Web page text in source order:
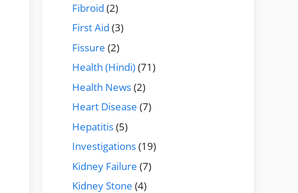
Fibroid (2)
First Aid (3)
Fissure (2)
Health (Hindi)(71)
Health News(2)
Heart Disease (7)
Hepatitis(5)
Investigations(19)
Kidney Failure (7)
Kidney Stone (4)